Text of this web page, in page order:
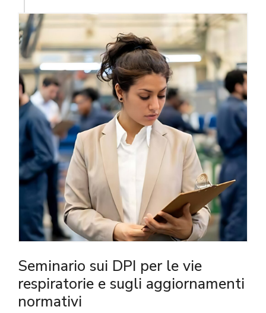
Seminario sui DPI per le vie
respiratorie e sugli aggiornamenti
normativi